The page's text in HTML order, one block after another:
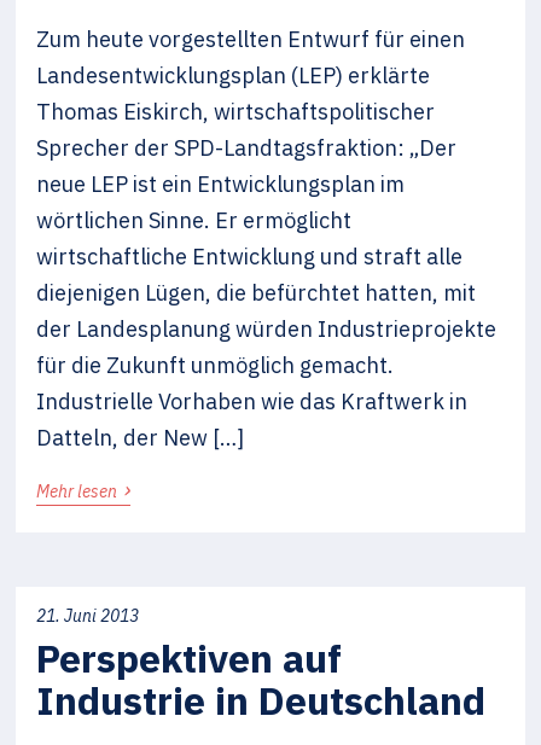
Zum heute vorgestellten Entwurf für einen
Landesentwicklungsplan (LEP) erklärte
Thomas Eiskirch, wirtschaftspolitischer
Sprecher der SPD-Landtagsfraktion: „Der
neue LEP ist ein Entwicklungsplan im
wörtlichen Sinne. Er ermöglicht
wirtschaftliche Entwicklung und straft alle
diejenigen Lügen, die befürchtet hatten, mit
der Landesplanung würden Industrieprojekte
für die Zukunft unmöglich gemacht.
Industrielle Vorhaben wie das Kraftwerk in
Datteln, der New […]
Mehr lesen ›
21. Juni 2013
Perspektiven auf
Industrie in Deutschland